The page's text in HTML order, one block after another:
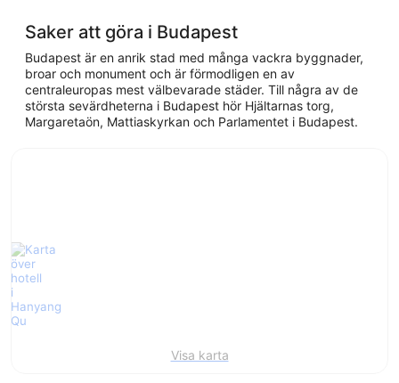
Saker att göra i Budapest
Budapest är en anrik stad med många vackra byggnader,
broar och monument och är förmodligen en av
centraleuropas mest välbevarade städer. Till några av de
största sevärdheterna i Budapest hör Hjältarnas torg,
Margaretaön, Mattiaskyrkan och Parlamentet i Budapest.
Visa karta